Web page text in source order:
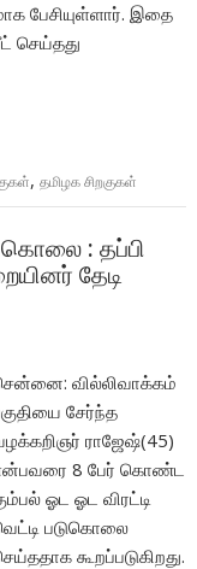
பேசியுள்ளார். இதை
செய்தது
,தமிழக சிறகுகள்
: தப்பி
தேடி
வில்லிவாக்கம்
சேர்ந்த
ராஜேஷ்(45)
8 பேர் கொண்ட
ஓட ஓட விரட்டி
படுகொலை
கூறப்படுகிறது.